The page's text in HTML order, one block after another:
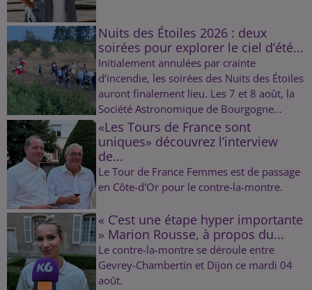
Nuits des Étoiles 2026 : deux
soirées pour explorer le ciel d’été...
Initialement annulées par crainte
d’incendie, les soirées des Nuits des Étoiles
auront finalement lieu. Les 7 et 8 août, la
Société Astronomique de Bourgogne...
«Les Tours de France sont
uniques» découvrez l’interview
de...
Le Tour de France Femmes est de passage
en Côte-d'Or pour le contre-la-montre.
« C’est une étape hyper importante
» Marion Rousse, à propos du...
Le contre-la-montre se déroule entre
Gevrey-Chambertin et Dijon ce mardi 04
août.